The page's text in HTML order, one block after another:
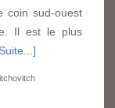
coin sud-ouest
Il est le plus